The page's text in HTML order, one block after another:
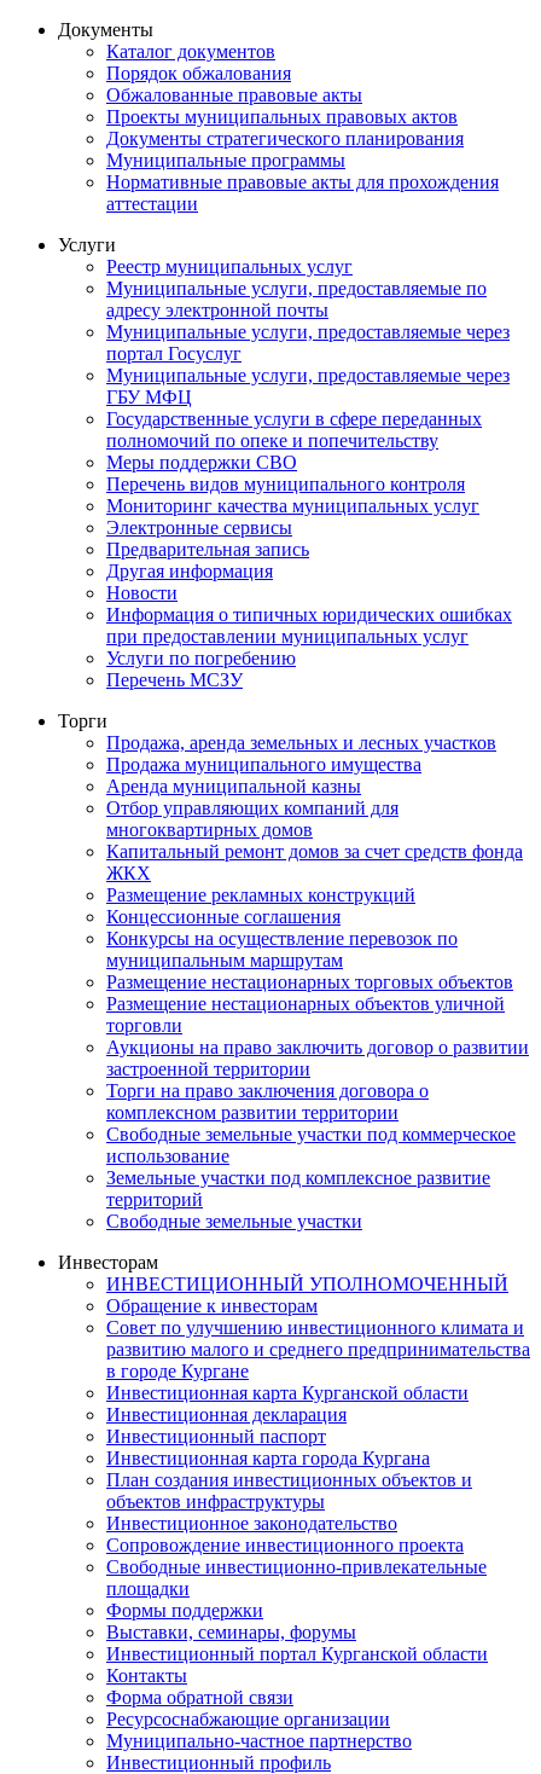
Документы
Каталог документов
Порядок обжалования
Обжалованные правовые акты
Проекты муниципальных правовых актов
Документы стратегического планирования
Муниципальные программы
Нормативные правовые акты для прохождения
аттестации
Услуги
Реестр муниципальных услуг
Муниципальные услуги, предоставляемые по
адресу электронной почты
Муниципальные услуги, предоставляемые через
портал Госуслуг
Муниципальные услуги, предоставляемые через
ГБУ МФЦ
Государственные услуги в сфере переданных
полномочий по опеке и попечительству
Меры поддержки СВО
Перечень видов муниципального контроля
Мониторинг качества муниципальных услуг
Электронные сервисы
Предварительная запись
Другая информация
Новости
Информация о типичных юридических ошибках
при предоставлении муниципальных услуг
Услуги по погребению
Перечень МСЗУ
Торги
Продажа, аренда земельных и лесных участков
Продажа муниципального имущества
Аренда муниципальной казны
Отбор управляющих компаний для
многоквартирных домов
Капитальный ремонт домов за счет средств фонда
ЖКХ
Размещение рекламных конструкций
Концессионные соглашения
Конкурсы на осуществление перевозок по
муниципальным маршрутам
Размещение нестационарных торговых объектов
Размещение нестационарных объектов уличной
торговли
Аукционы на право заключить договор о развитии
застроенной территории
Торги на право заключения договора о
комплексном развитии территории
Свободные земельные участки под коммерческое
использование
Земельные участки под комплексное развитие
территорий
Свободные земельные участки
Инвесторам
ИНВЕСТИЦИОННЫЙ УПОЛНОМОЧЕННЫЙ
Обращение к инвесторам
Совет по улучшению инвестиционного климата и
развитию малого и среднего предпринимательства
в городе Кургане
Инвестиционная карта Курганской области
Инвестиционная декларация
Инвестиционный паспорт
Инвестиционная карта города Кургана
План создания инвестиционных объектов и
объектов инфраструктуры
Инвестиционное законодательство
Сопровождение инвестиционного проекта
Свободные инвестиционно-привлекательные
площадки
Формы поддержки
Выставки, семинары, форумы
Инвестиционный портал Курганской области
Контакты
Форма обратной связи
Ресурсоснабжающие организации
Муниципально-частное партнерство
Инвестиционный профиль